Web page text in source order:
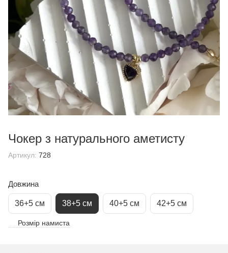
Чокер з натурального аметисту
Артикул: 728
Довжина
36+5 см 38+5 см 40+5 см 42+5 см
Розмір намиста